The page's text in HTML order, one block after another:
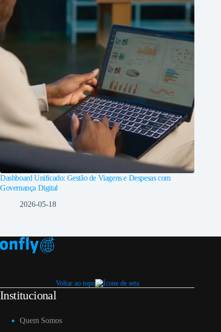
Dashboard Unificado: Gestão de Viagens e Despesas com
Governança Digital
2026-05-18
Voltar ao topo
Institucional
Quem Somos